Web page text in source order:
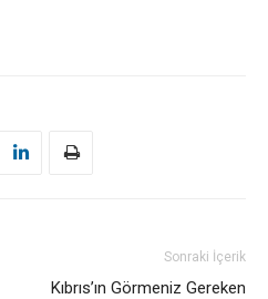
Sonraki İçerik
Kıbrıs’ın Görmeniz Gereken